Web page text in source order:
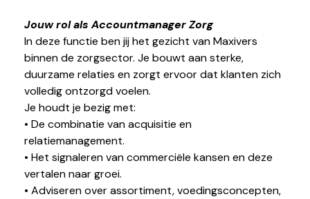
Jouw rol als Accountmanager Zorg
In deze functie ben jij het gezicht van Maxivers
binnen de zorgsector. Je bouwt aan sterke,
duurzame relaties en zorgt ervoor dat klanten zich
volledig ontzorgd voelen.
Je houdt je bezig met:
• De combinatie van acquisitie en
relatiemanagement.
• Het signaleren van commerciële kansen en deze
vertalen naar groei.
• Adviseren over assortiment, voedingsconcepten,